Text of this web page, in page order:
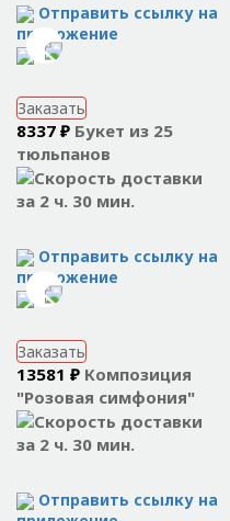
Отправить ссылку на
приложение
Заказать
8337 ₽ Букет из 25
тюльпанов
за 2 ч. 30 мин.
Отправить ссылку на
приложение
Заказать
13581 ₽ Композиция
"Розовая симфония"
за 2 ч. 30 мин.
Отправить ссылку на